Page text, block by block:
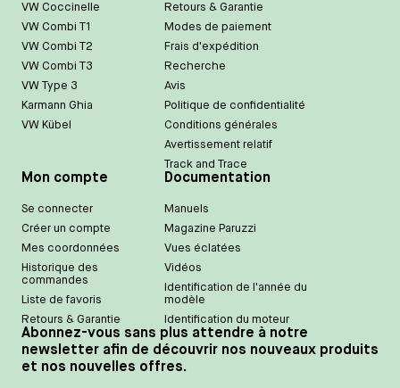
VW Coccinelle
VW Combi T1
VW Combi T2
VW Combi T3
VW Type 3
Karmann Ghia
VW Kübel
Retours & Garantie
Modes de paiement
Frais d'expédition
Recherche
Avis
Politique de confidentialité
Conditions générales
Avertissement relatif
Track and Trace
Mon compte
Se connecter
Créer un compte
Mes coordonnées
Historique des
commandes
Liste de favoris
Retours & Garantie
Documentation
Manuels
Magazine Paruzzi
Vues éclatées
Vidéos
Identification de l'année du
modèle
Identification du moteur
Abonnez-vous sans plus attendre à notre
newsletter afin de découvrir nos nouveaux produits
et nos nouvelles offres.